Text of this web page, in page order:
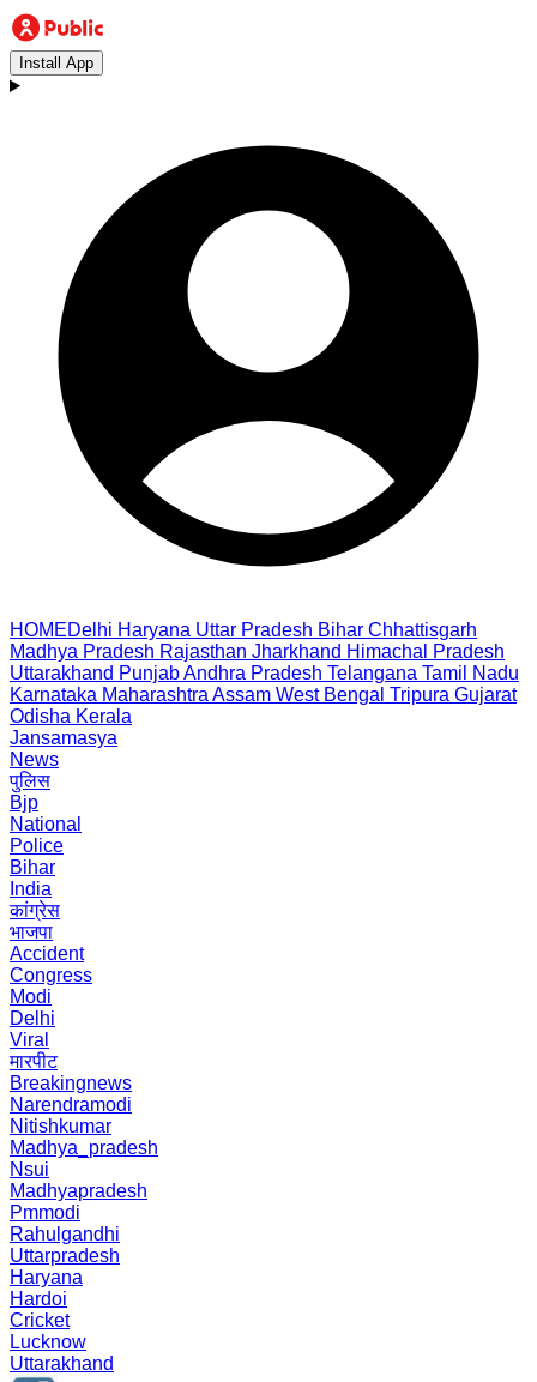
Install App
HOMEDelhi Haryana Uttar Pradesh Bihar Chhattisgarh
Madhya Pradesh Rajasthan Jharkhand Himachal Pradesh
Uttarakhand PunjabAndhra Pradesh Telangana Tamil Nadu
Karnataka Maharashtra Assam West Bengal Tripura Gujarat
Odisha Kerala
Jansamasya
News
पुलिस
Bjp
National
Police
Bihar
India
कांग्रेस
भाजपा
Accident
Congress
Modi
Delhi
Viral
मारपीट
Breakingnews
Narendramodi
Nitishkumar
Madhya_pradesh
Nsui
Madhyapradesh
Pmmodi
Rahulgandhi
Uttarpradesh
Haryana
Hardoi
Cricket
Lucknow
Uttarakhand